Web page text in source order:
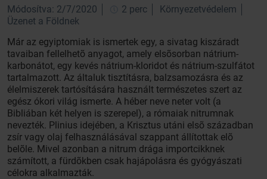
Módosítva: 2/7/2020 2 perc
Környezetvédelem
Üzenet a Földnek
Már az egyiptomiak is ismertek egy, a sivatag kiszáradt
tavaiban fellelhetõ anyagot, amely elsõsorban nátrium-
karbonátot, egy kevés nátrium-kloridot és nátrium-szulfátot
tartalmazott. Az általuk tisztításra, balzsamozásra és az
élelmiszerek tartósítására használt természetes szert az
egész ókori világ ismerte. A héber neve neter volt (a
Bibliában két helyen is szerepel), a rómaiak nitrumnak
nevezték. Plinius idejében, a Krisztus utáni elsõ században
zsír vagy olaj felhasználásával szappant állítottak elõ
belõle. Mivel azonban a nitrum drága importcikknek
számított, a fürdõkben csak hajápolásra és gyógyászati
célokra alkalmazták.